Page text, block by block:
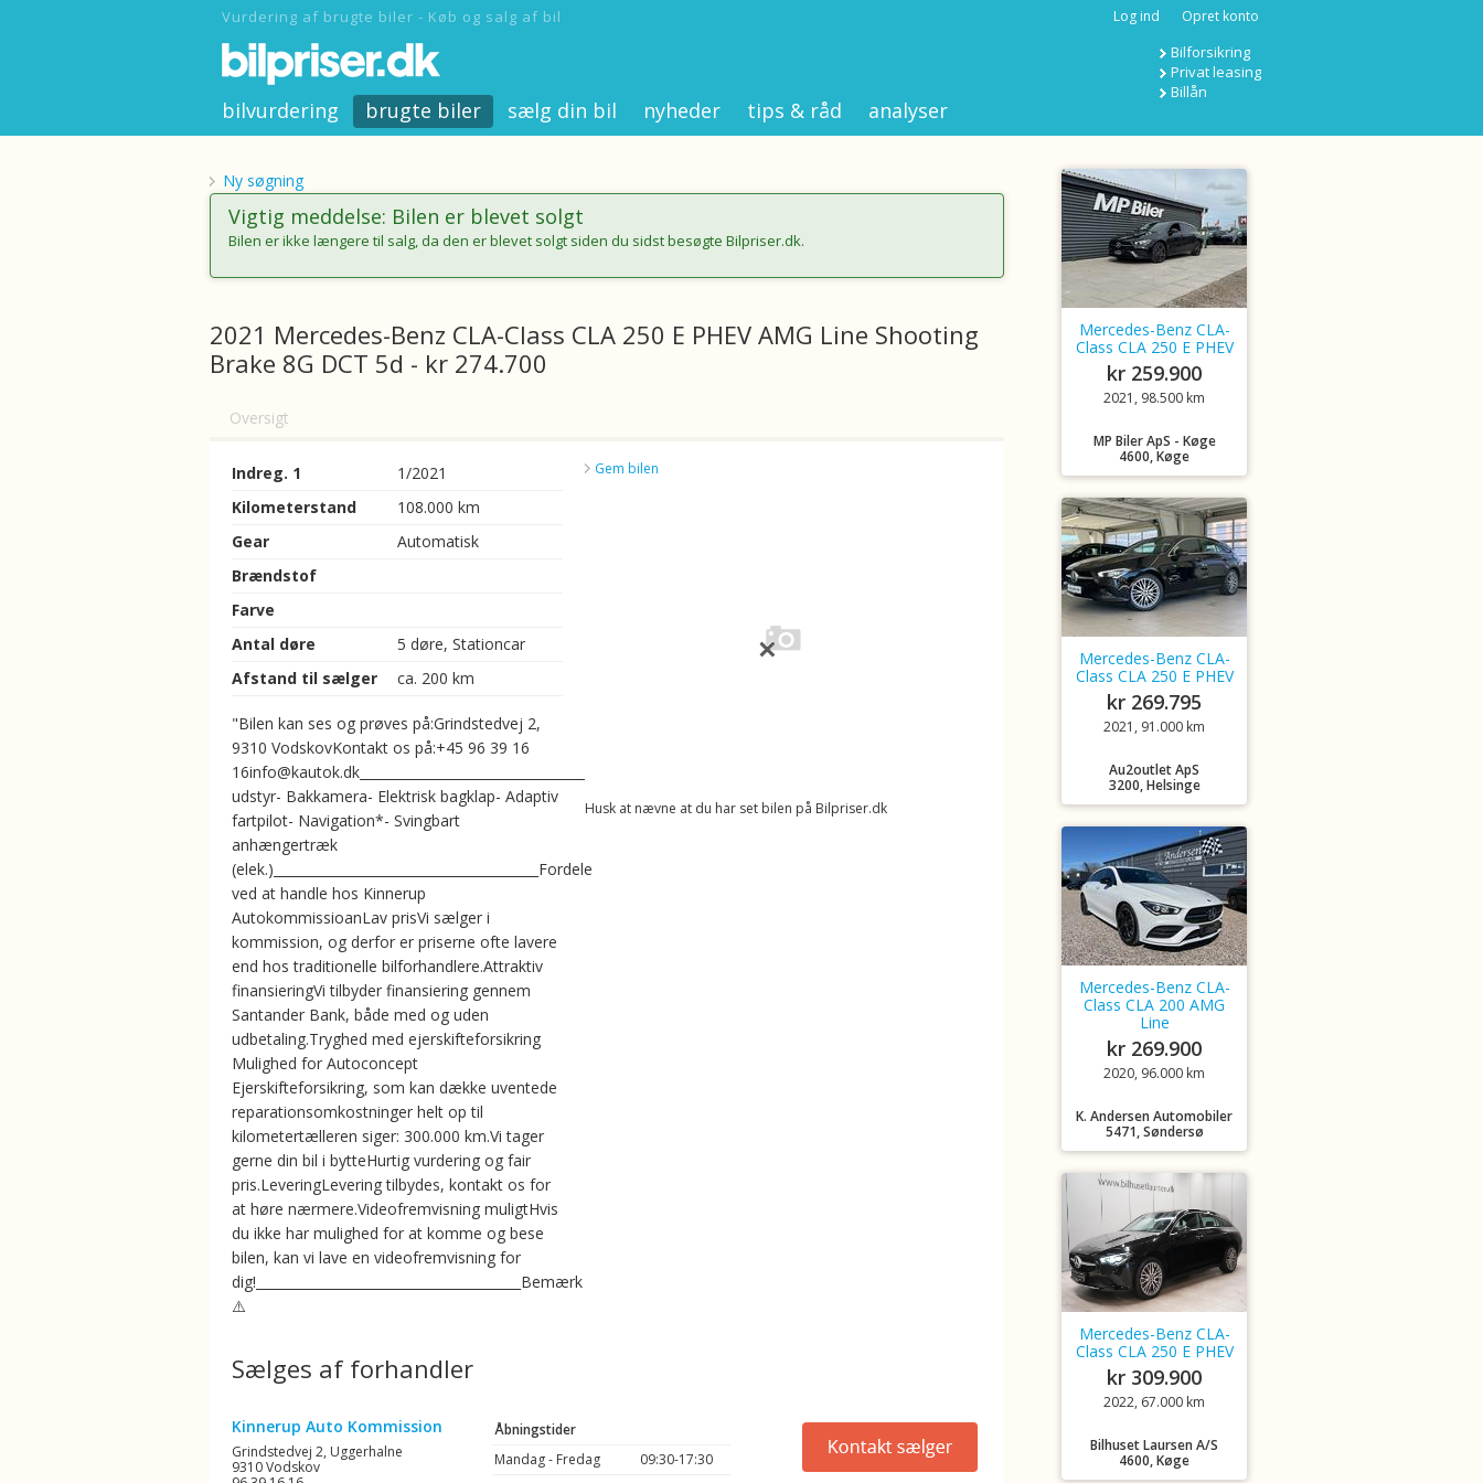
Vurdering af brugte biler - Køb og salg af bil Log ind Opret konto
Bilforsikring
Privat leasing
Billån
bilvurdering brugte biler sælg din bil nyheder tips & råd analyser
Ny søgning
Vigtig meddelse: Bilen er blevet solgt
Bilen er ikke længere til salg, da den er blevet solgt siden du sidst besøgte Bilpriser.dk.
2021 Mercedes-Benz CLA-Class CLA 250 E PHEV AMG Line Shooting
Brake 8G DCT 5d - kr 274.700
Oversigt
Indreg. 1
1/2021
Kilometerstand
108.000 km
Gear
Automatisk
Brændstof
Farve
Antal døre
5 døre, Stationcar
Afstand til sælger
ca. 200 km
"Bilen kan ses og prøves på:Grindstedvej 2,
9310 VodskovKontakt os på:+45 96 39 16
16info@kautok.dk________________________________________Fremhævet
udstyr- Bakkamera- Elektrisk bagklap- Adaptiv
fartpilot- Navigation*- Svingbart
anhængertræk
(elek.)________________________________________Fordele
ved at handle hos Kinnerup
AutokommissioanLav prisVi sælger i
kommission, og derfor er priserne ofte lavere
end hos traditionelle bilforhandlere.Attraktiv
finansieringVi tilbyder finansiering gennem
Santander Bank, både med og uden
udbetaling.Tryghed med ejerskifteforsikring
️Mulighed for Autoconcept
Ejerskifteforsikring, som kan dække uventede
reparationsomkostninger helt op til
kilometertælleren siger: 300.000 km.Vi tager
gerne din bil i bytteHurtig vurdering og fair
pris.LeveringLevering tilbydes, kontakt os for
at høre nærmere.Videofremvisning muligtHvis
du ikke har mulighed for at komme og bese
bilen, kan vi lave en videofremvisning for
dig!________________________________________Bemærk
⚠️
Gem bilen
Husk at nævne at du har set bilen på Bilpriser.dk
Sælges af forhandler
Kinnerup Auto Kommission
Grindstedvej 2, Uggerhalne
9310 Vodskov
Åbningstider
Mandag - Fredag
09:30-17:30
Mercedes-Benz CLA-
Class CLA 250 E PHEV
kr 259.900
2021, 98.500 km
MP Biler ApS - Køge
4600, Køge
Mercedes-Benz CLA-
Class CLA 250 E PHEV
kr 269.795
2021, 91.000 km
Au2outlet ApS
3200, Helsinge
Mercedes-Benz CLA-
Class CLA 200 AMG
Line
kr 269.900
2020, 96.000 km
K. Andersen Automobiler
5471, Søndersø
Mercedes-Benz CLA-
Class CLA 250 E PHEV
kr 309.900
2022, 67.000 km
Bilhuset Laursen A/S
4600, Køge